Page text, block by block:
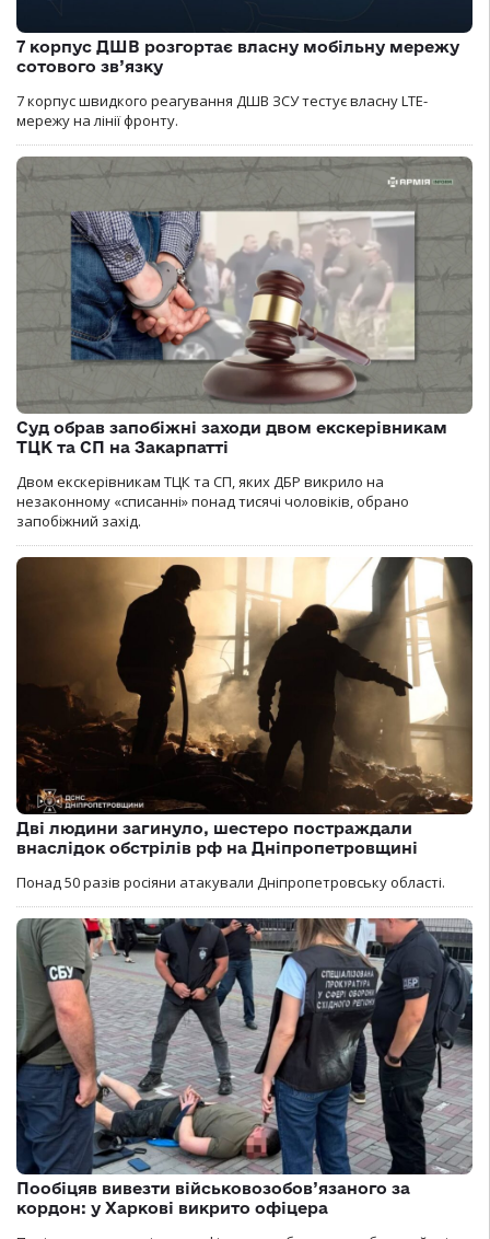
7 корпус ДШВ розгортає власну мобільну мережу
сотового зв’язку
7 корпус швидкого реагування ДШВ ЗСУ тестує власну LTE-
мережу на лінії фронту.
Суд обрав запобіжні заходи двом екскерівникам
ТЦК та СП на Закарпатті
Двом екскерівникам ТЦК та СП, яких ДБР викрило на
незаконному «списанні» понад тисячі чоловіків, обрано
запобіжний захід.
Дві людини загинуло, шестеро постраждали
внаслідок обстрілів рф на Дніпропетровщині
Понад 50 разів росіяни атакували Дніпропетровську області.
Пообіцяв вивезти військовозобов’язаного за
кордон: у Харкові викрито офіцера